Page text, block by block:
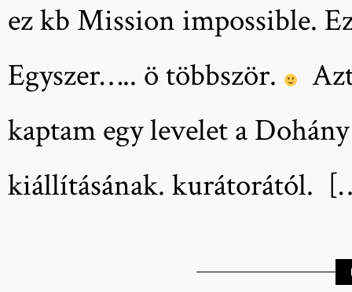
ez kb Mission impossible.
Egyszer….. ö többször.
kaptam egy levelet a
kiállításának. kurátorától.